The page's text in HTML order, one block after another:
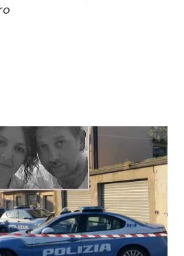
Cucina e Ricette
Consigli di Cucina
Dolci